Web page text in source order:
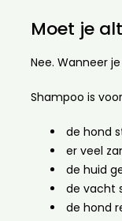
Moet je
Nee. Wanneer
Shampoo is
de hond
er veel
de huid
de vacht
de hond